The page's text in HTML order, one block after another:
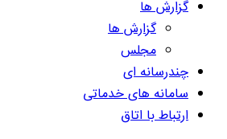
گزارش ها
گزارش ها
مجلس
چندرسانه ای
سامانه های خدماتی
ارتباط با اتاق